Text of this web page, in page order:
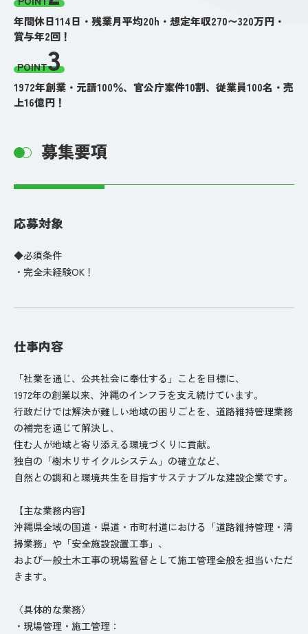
年間休日114日・残業月平均20h・想定年収270〜320万円・
賞与年2回！
POINT3
1972年創業・元請100％、官公庁案件10割、従業員100名・売
上16億円！
募集要項
応募対象
◆必須条件
・完全未経験OK！
仕事内容
️「社業を通じ、公共社会に奉仕する」ことを目標に、
1972年の創業以来、沖縄のインフラを支え続けています。
行政だけでは解決が難しい地域の困りごとを、道路維持管理業務
の補完を通じて解決し、
住む人が地域と寄り添える環境づくりに貢献。
独自の「樹木リサイクルシステム」の確立など、
自然との調和と環境共生を目指すサステナブルな建設企業です。
【主な業務内容】
沖縄県全域の国道・県道・市町村道における「道路維持管理・清
掃業務」や「安全施設設置工事」、
および一般土木工事の現場監督として施工管理全般を担当いただ
きます。
〈具体的な業務〉
・現場管理・施工管理：